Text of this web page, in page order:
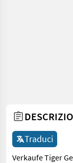
Traduci
Verkaufe Tiger